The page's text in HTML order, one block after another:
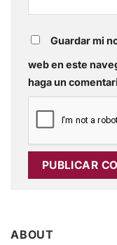
Guardar mi
web en este
haga un
ABOUT